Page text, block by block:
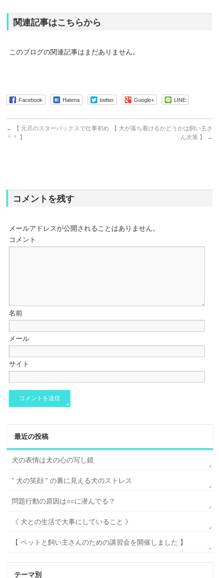
関連記事はこちらから
このブログの関連記事はまだありません。
Facebook Hatena twitter Google+ LINE
←
【 元旦のスターバックスで仕事初め
＾＾ 】
【 犬が落ち着けるかどうかは飼い主さ
ん次第 】
→
コメントを残す
メールアドレスが公開されることはありません。
コメント
名前
メール
サイト
最近の投稿
犬の表情は犬の心の写し鏡
” 犬の笑顔 ” の裏に見える犬のストレス
問題行動の原因は○○に潜んでる？
《 犬との生活で大事にしていること 》
【 ペットと飼い主さんのための講習会を開催しました 】
テーマ別